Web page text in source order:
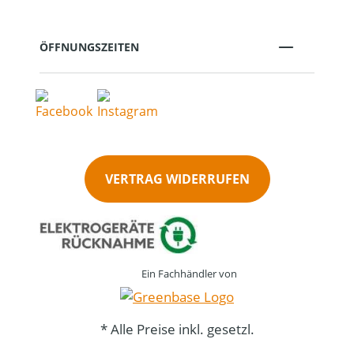
ÖFFNUNGSZEITEN
VERTRAG WIDERRUFEN
Ein Fachhändler von
* Alle Preise inkl. gesetzl.